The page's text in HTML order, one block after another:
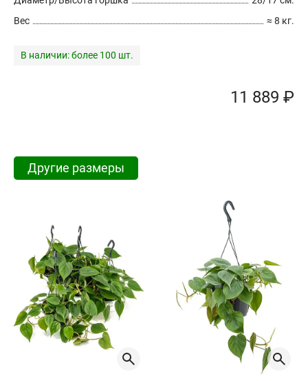
≈ 8 кг.
Вес
В наличии:более 100 шт.
11 889 ₽
Другие размеры